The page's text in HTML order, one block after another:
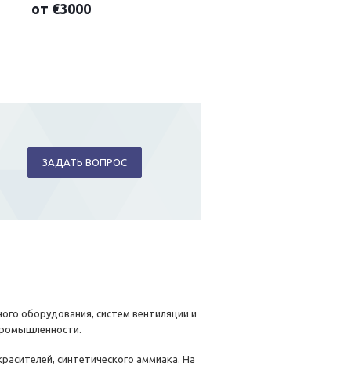
от €3000
ЗАДАТЬ ВОПРОС
оборудования, систем вентиляции и
синтетического аммиака. На